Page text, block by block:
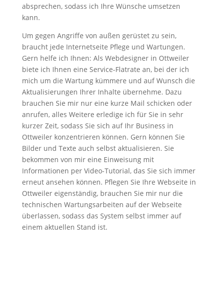
absprechen, sodass ich Ihre Wünsche umsetzen
kann.
Um gegen Angriffe von außen gerüstet zu sein,
braucht jede Internetseite Pflege und Wartungen.
Gern helfe ich Ihnen: Als Webdesigner in Ottweiler
biete ich Ihnen eine Service-Flatrate an, bei der ich
mich um die Wartung kümmere und auf Wunsch die
Aktualisierungen Ihrer Inhalte übernehme. Dazu
brauchen Sie mir nur eine kurze Mail schicken oder
anrufen, alles Weitere erledige ich für Sie in sehr
kurzer Zeit, sodass Sie sich auf Ihr Business in
Ottweiler konzentrieren können. Gern können Sie
Bilder und Texte auch selbst aktualisieren. Sie
bekommen von mir eine Einweisung mit
Informationen per Video-Tutorial, das Sie sich immer
erneut ansehen können. Pflegen Sie Ihre Webseite in
Ottweiler eigenständig, brauchen Sie mir nur die
technischen Wartungsarbeiten auf der Webseite
überlassen, sodass das System selbst immer auf
einem aktuellen Stand ist.